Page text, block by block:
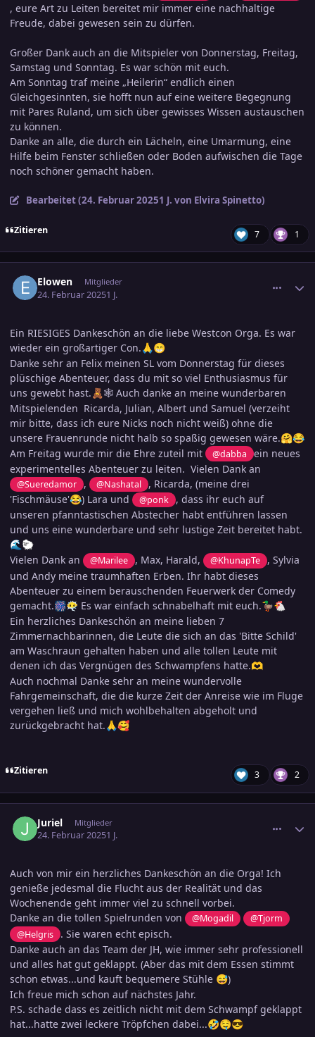
, eure Art zu Leiten bereitet mir immer eine nachhaltige
Freude, dabei gewesen sein zu dürfen.
Großer Dank auch an die Mitspieler von Donnerstag, Freitag,
Samstag und Sonntag. Es war schön mit euch.
Am Sonntag traf meine „Heilerin“ endlich einen
Gleichgesinnten, sie hofft nun auf eine weitere Begegnung
mit Pares Ruland, um sich über gewisses Wissen austauschen
zu können.
Danke an alle, die durch ein Lächeln, eine Umarmung, eine
Hilfe beim Fenster schließen oder Boden aufwischen die Tage
noch schöner gemacht haben.
Bearbeitet (24. Februar 20251 J. von Elvira Spinetto)
Zitieren 7 1
Elowen Mitglieder
24. Februar 20251 J.
Ein RIESIGES Dankeschön an die liebe Westcon Orga. Es war
wieder ein großartiger Con.🙏😁
Danke sehr an Felix meinen SL vom Donnerstag für dieses
plüschige Abenteuer, dass du mit so viel Enthusiasmus für
uns gewebt hast. 🧸 🕸 Auch danke an meine wunderbaren
Mitspielenden Ricarda, Julian, Albert und Samuel (verzeiht
mir bitte, dass ich eure Nicks noch nicht weiß) ohne die
unsere Frauenrunde nicht halb so spaßig gewesen wäre.🤗😂
Am Freitag wurde mir die Ehre zuteil mit @dabba
ein neues
experimentelles Abenteuer zu leiten. Vielen Dank an
@Sueredamor , @Nashatal
, Ricarda, (meine drei
'Fischmäuse'😂) Lara und @ponk
, dass ihr euch auf
unseren pfanntastischen Abstecher habt entführen lassen
und uns eine wunderbare und sehr lustige Zeit bereitet habt.
🌊 🐑
Vielen Dank an @Marilee , Max, Harald, @KhunapTe
, Sylvia
und Andy meine traumhaften Erben. Ihr habt dieses
Abenteuer zu einem berauschenden Feuerwerk der Comedy
gemacht.🎆😶‍🌫️ Es war einfach schnabelhaft mit euch.🦆🐔
Ein herzliches Dankeschön an meine lieben 7
Zimmernachbarinnen, die Leute die sich an das 'Bitte Schild'
am Waschraun gehalten haben und alle tollen Leute mit
denen ich das Vergnügen des Schwampfens hatte.🫶
Auch nochmal Danke sehr an meine wundervolle
Fahrgemeinschaft, die die kurze Zeit der Anreise wie im Fluge
vergehen ließ und mich wohlbehalten abgeholt und
zurückgebracht hat.🙏🥰
Zitieren 3 2
Juriel Mitglieder
24. Februar 20251 J.
Auch von mir ein herzliches Dankeschön an die Orga! Ich
genieße jedesmal die Flucht aus der Realität und das
Wochenende geht immer viel zu schnell vorbei.
Danke an die tollen Spielrunden von
@Mogadil
@Tjorm
@Helgris
. Sie waren echt episch.
Danke auch an das Team der JH, wie immer sehr professionell
und alles hat gut geklappt. (Aber das mit dem Essen stimmt
schon etwas...und kauft bequemere Stühle 😅)
Ich freue mich schon auf nächstes Jahr.
P.S. schade dass es zeitlich nicht mit dem Schwampf geklappt
hat...hatte zwei leckere Tröpfchen dabei...🤣🤤😎